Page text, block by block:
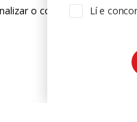
Lí e
o conteúdo. Para